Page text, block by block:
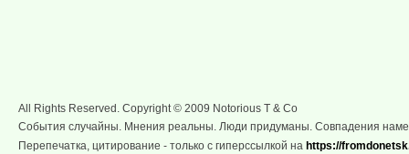
All Rights Reserved. Copyright © 2009 Notorious T & Co
События случайны. Мнения реальны. Люди придуманы. Совпадения
Перепечатка, цитирование - только с гиперссылкой на https://